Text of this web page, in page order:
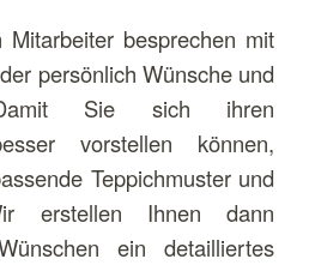
Mitarbeiter besprechen mit
persönlich Wünsche und
Damit Sie sich ihren
vorstellen können,
Teppichmuster und
erstellen Ihnen dann
ein detailliertes